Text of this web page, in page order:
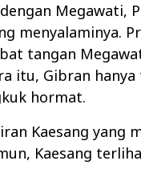
Megawati,
menyalaminya.
tangan
itu, Gibran
hormat.
Kaesang yang
Kaesang